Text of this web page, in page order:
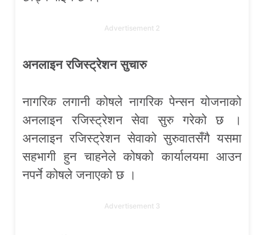
Advertisement 2
अनलाइन रजिस्ट्रेशन सुचारु
नागरिक लगानी कोषले नागरिक पेन्सन योजनाको
अनलाइन रजिस्ट्रेशन सेवा सुरु गरेको छ ।
अनलाइन रजिस्ट्रेशन सेवाको सुरुवातसँगै यसमा
सहभागी हुन चाहनेले कोषको कार्यालयमा आउन
नपर्ने कोषले जनाएको छ ।
Advertisement 3